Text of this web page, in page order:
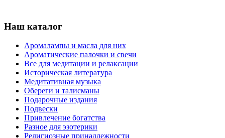
Наш каталог
Аромалампы и масла для них
Ароматические палочки и свечи
Все для медитации и релаксации
Историческая литература
Медитативная музыка
Обереги и талисманы
Подарочные издания
Подвески
Привлечение богатства
Разное для эзотерики
Религиозные принадлежности